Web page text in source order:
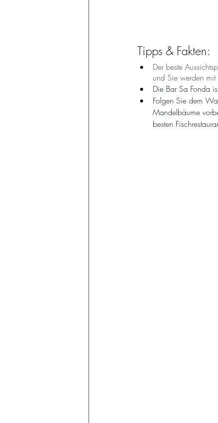
Tipps & Fakten:
Der beste
und Sie werden
Die Bar Sa Fonda
Folgen Sie dem
Mandelbäume
besten